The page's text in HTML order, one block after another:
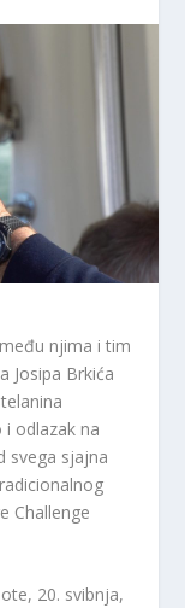
njima i tim
Josipa Brkića
odlazak na
svega sjajna
Challenge
20. svibnja,